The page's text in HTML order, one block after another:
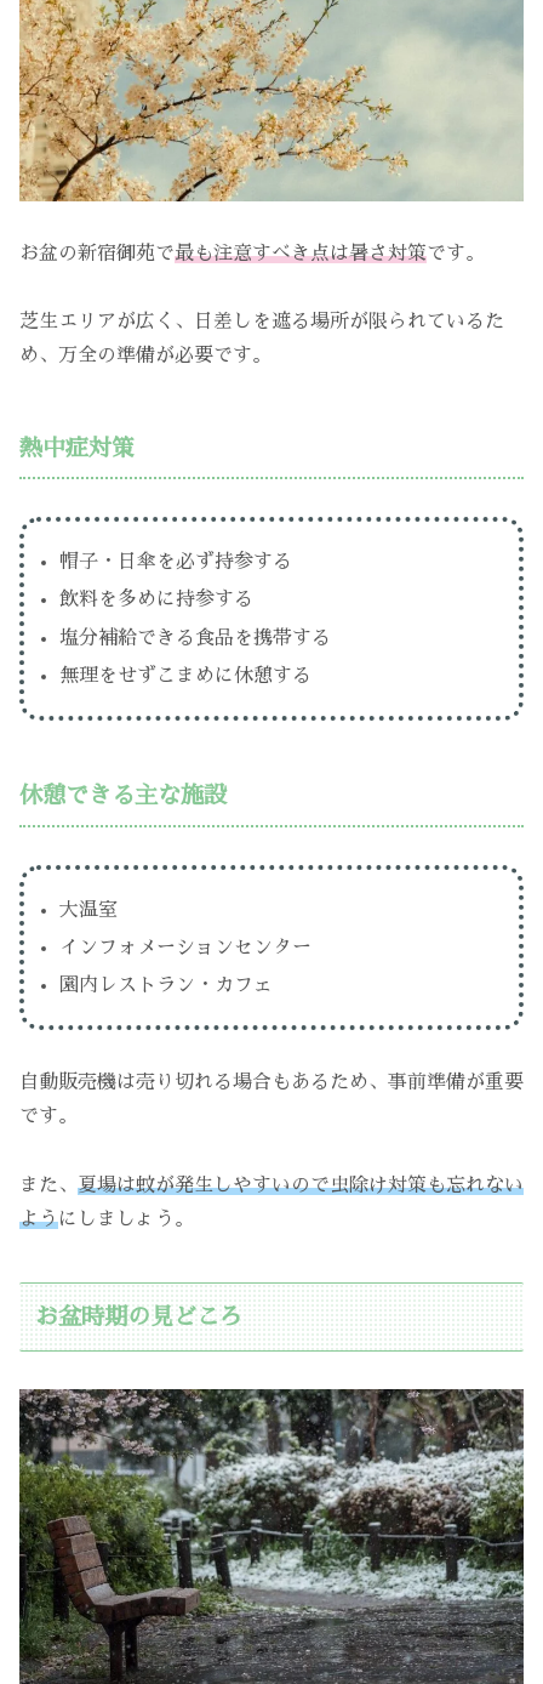
お盆の新宿御苑で最も注意すべき点は暑さ対策です。
芝生エリアが広く、日差しを遮る場所が限られているた
め、万全の準備が必要です。
熱中症対策
帽子・日傘を必ず持参する
飲料を多めに持参する
塩分補給できる食品を携帯する
無理をせずこまめに休憩する
休憩できる主な施設
大温室
インフォメーションセンター
園内レストラン・カフェ
自動販売機は売り切れる場合もあるため、事前準備が重要
です。
また、 夏場は蚊が発生しやすいので虫除け対策も忘れない
ようにしましょう。
お盆時期の見どころ